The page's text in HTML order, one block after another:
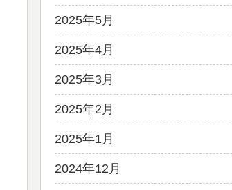
2025年5月
2025年4月
2025年3月
2025年2月
2025年1月
2024年12月